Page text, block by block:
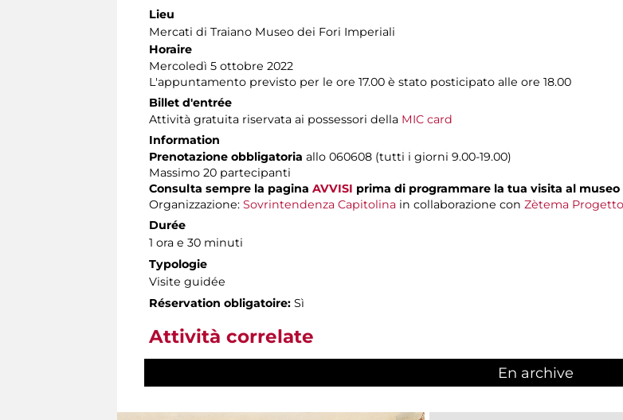
Lieu
Mercati di Traiano Museo dei Fori Imperiali
Horaire
Mercoledì 5 ottobre 2022
L'appuntamento previsto per le ore 17.00 è stato posticipato alle ore 18.00
Billet d'entrée
Attività gratuita riservata ai possessori della MIC card
Information
Prenotazione obbligatoria allo 060608 (tutti i giorni 9.00-19.00)
Massimo 20 partecipanti
Consulta sempre la pagina AVVISI prima di programmare la tua visita al museo
Organizzazione: Sovrintendenza Capitolina in collaborazione con Zètema
Durée
1 ora e 30 minuti
Typologie
Visite guidée
Réservation obligatoire: Sì
Attività correlate
En archive